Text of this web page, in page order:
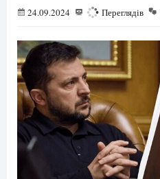
24.09.2024 933 Переглядів